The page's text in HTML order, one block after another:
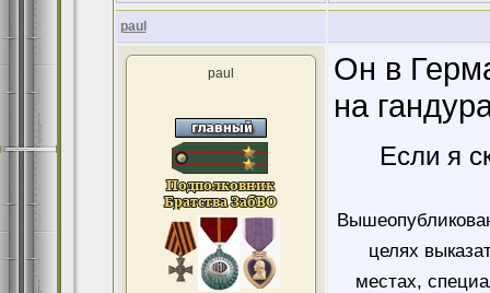
paul
paul
Он в
на
Если я
целях
местах,